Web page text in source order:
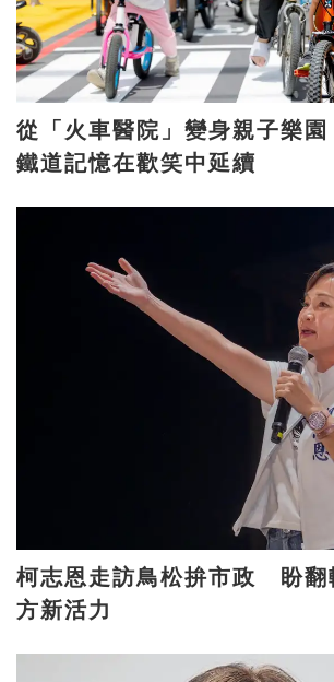
從「火車醫院」變身親子樂
鐵道記憶在歡笑中延續
柯志恩走訪鳥松拚市政 盼翻
方新活力